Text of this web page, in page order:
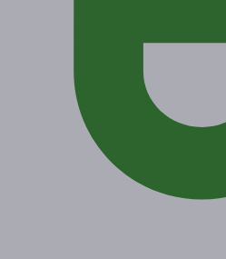
16 марта 2021 г.
29 мая 2021 г.
Описание
Срок действия купонов:
с